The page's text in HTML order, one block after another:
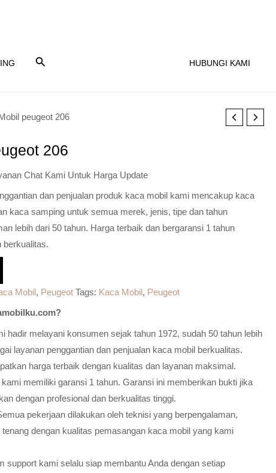
HUBUNGI KAMI
peugeot 206
206
Chat Kami Untuk Harga Update
dan penjualan produk kaca mobil kami mencakup kaca
kaca samping untuk semua merek, jenis, tipe dan tahun
lebih dari 50 tahun. Harga terbaik dan bergaransi 1 tahun
berkualitas.
Mobil, Peugeot Tags: Kaca Mobil, Peugeot
hadir melayani konsumen sejak tahun 1972, sudah 50 tahun lebih
layanan penggantian dan penjualan kaca mobil berkualitas.
harga terbaik dengan kualitas dan layanan maksimal.
memiliki garansi 1 tahun. Garansi ini memberikan bukti jika
dengan profesional dan berkualitas tinggi.
pekerjaan dilakukan oleh teknisi yang berpengalaman,
tenang dengan kualitas pemasangan kaca mobil yang kami
support kami selalu siap membantu Anda dengan setiap